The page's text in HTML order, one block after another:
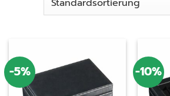
-5% -10%